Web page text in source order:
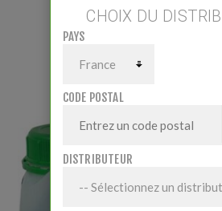
TECH'HIVERNAGE
CHOIX DU
PAYS
CODE POSTAL
DISTRIBUTEUR